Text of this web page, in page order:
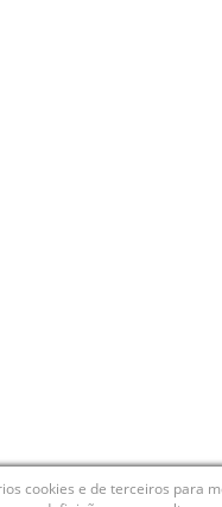
cookies e de terceiros para